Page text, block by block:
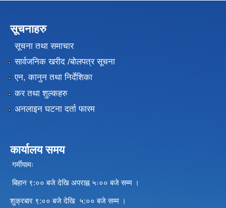
सूचनाहरु
सूचना तथा समाचार
सार्वजनिक खरीद /बोलपत्र सूचना
एन, कानुन तथा निर्देशिका
कर तथा शुल्कहरु
अनलाइन घटना दर्ता फारम
कार्यालय समय
गर्मीयामः
बिहान ९:०० बजे देखि अपराह्न ५ः०० बजे सम्म ।
शुक्रबार ९:०० बजे देखि ५:०० बजे सम्म ।